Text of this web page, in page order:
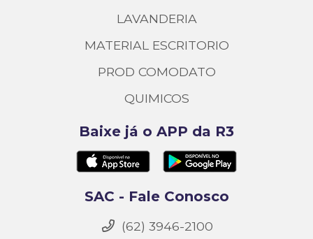
LAVANDERIA
MATERIAL ESCRITORIO
PROD COMODATO
QUIMICOS
Baixe já o APP da R3
SAC - Fale Conosco
(62) 3946-2100